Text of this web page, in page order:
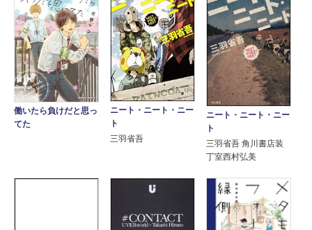
働いたら負けだと思っ
てた
ニート・ニート・ニー
ト
三羽省吾
ニート・ニート・ニー
ト
三羽省吾 角川書店装
丁室西村弘美